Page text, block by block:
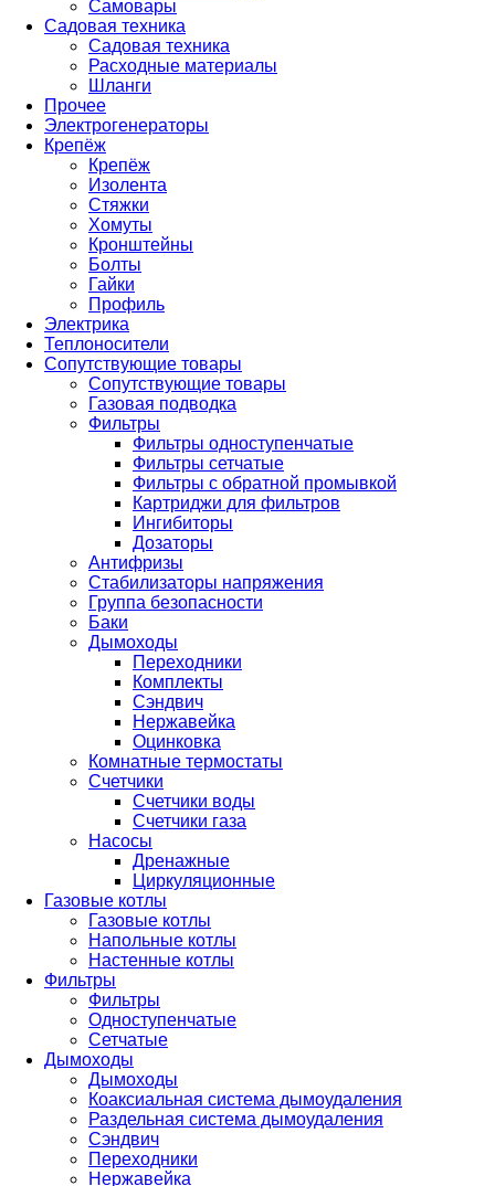
Самовары
Садовая техника
Садовая техника
Расходные материалы
Шланги
Прочее
Электрогенераторы
Крепёж
Крепёж
Изолента
Стяжки
Хомуты
Кронштейны
Болты
Гайки
Профиль
Электрика
Теплоносители
Сопутствующие товары
Сопутствующие товары
Газовая подводка
Фильтры
Фильтры одноступенчатые
Фильтры сетчатые
Фильтры с обратной промывкой
Картриджи для фильтров
Ингибиторы
Дозаторы
Антифризы
Стабилизаторы напряжения
Группа безопасности
Баки
Дымоходы
Переходники
Комплекты
Сэндвич
Нержавейка
Оцинковка
Комнатные термостаты
Счетчики
Счетчики воды
Счетчики газа
Насосы
Дренажные
Циркуляционные
Газовые котлы
Газовые котлы
Напольные котлы
Настенные котлы
Фильтры
Фильтры
Одноступенчатые
Сетчатые
Дымоходы
Дымоходы
Коаксиальная система дымоудаления
Раздельная система дымоудаления
Сэндвич
Переходники
Нержавейка